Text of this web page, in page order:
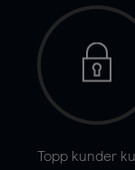
Topp kunder